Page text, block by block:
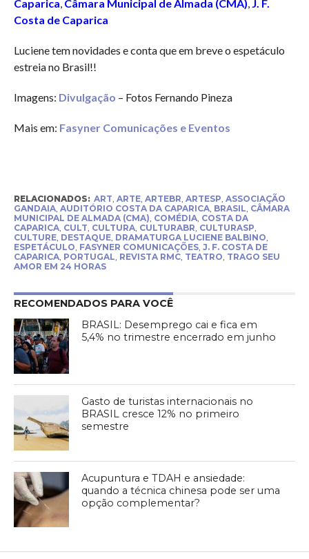
Caparica, Câmara Municipal de Almada (CMA), J. F.
Costa de Caparica
Luciene tem novidades e conta que em breve o espetáculo
estreia no Brasil!!
Imagens: Divulgação – Fotos Fernando Pineza
Mais em: Fasyner Comunicações e Eventos
RELACIONADOS: ART ARTE, ARTEBR ARTESP ASSOCIAÇÃO
GANDAIA, AUDITÓRIO COSTA DA CAPARICA, BRASIL CÂMARA
MUNICIPAL DE ALMADA (CMA) COMÉDIA, COSTA DA
CAPARICA, CULT CULTURA, CULTURABR CULTURASP
CULTURE, DESTAQUE, DRAMATURGA LUCIENE BALBINO
ESPETÁCULO FASYNER COMUNICAÇÕES, J. F. COSTA DE
CAPARICA, PORTUGAL REVISTA RMC, TEATRO TRAGO SEU
AMOR EM 24 HORAS
RECOMENDADOS PARA VOCÊ
BRASIL: Desemprego cai e fica em
5,4% no trimestre encerrado em junho
Gasto de turistas internacionais no
BRASIL cresce 12% no primeiro
semestre
Acupuntura e TDAH e ansiedade:
quando a técnica chinesa pode ser uma
opção complementar?